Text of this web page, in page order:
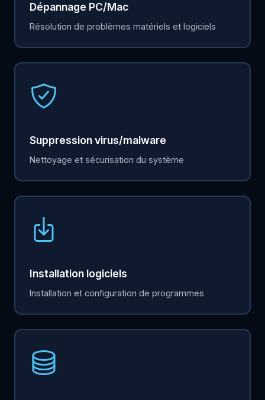
Dépannage PC/Mac
Résolution de problèmes matériels et logiciels
Suppression virus/malware
Nettoyage et sécurisation du système
Installation logiciels
Installation et configuration de programmes